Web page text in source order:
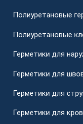
Полиуретановые
Полиуретановые
Герметики для
Герметики для
Герметики для
Герметики для